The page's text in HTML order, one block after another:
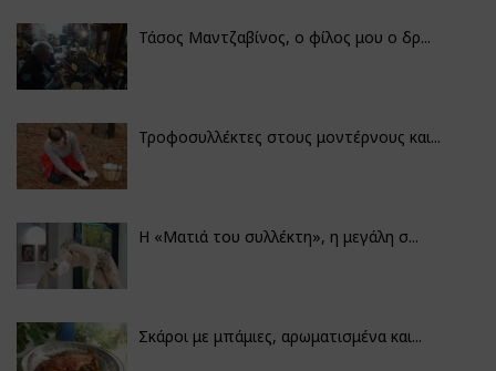
Τάσος Μαντζαβίνος, ο φίλος μου ο δρ...
Τροφοσυλλέκτες στους μοντέρνους και...
H «Ματιά του συλλέκτη», η μεγάλη σ...
Σκάροι με μπάμιες, αρωματισμένα και...